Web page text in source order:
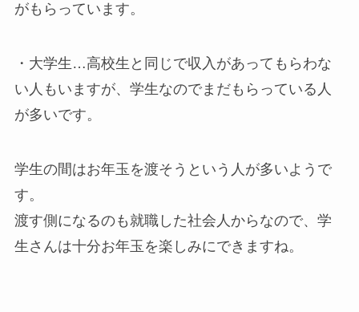
がもらっています。
・大学生…高校生と同じで収入があってもらわな
い人もいますが、学生なのでまだもらっている人
が多いです。
学生の間はお年玉を渡そうという人が多いようで
す。
渡す側になるのも就職した社会人からなので、学
生さんは十分お年玉を楽しみにできますね。